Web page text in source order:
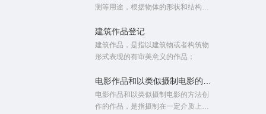
测等用途，根据物体的形状和结构，
建筑作品登记
建筑作品，是指以建筑物或者构筑物
形式表现的有审美意义的作品；
电影作品和以类似摄制电影的方法创
作的作品，是指摄制在一定介质上，